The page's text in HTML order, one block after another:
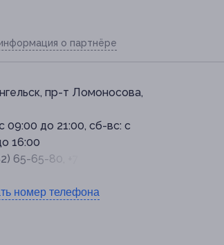
о партнёре
пр-т Ломоносова,
09:00 до 21:00, сб-вс: с
16:00
65-65-80, +7 (909) 550-
номер телефона